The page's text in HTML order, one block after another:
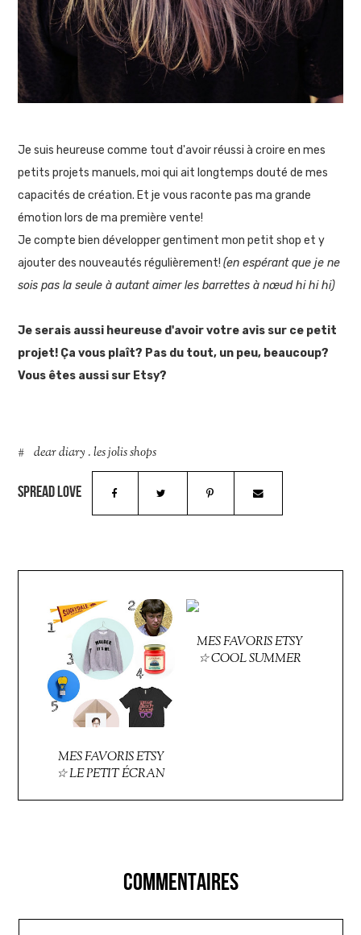
Je suis heureuse comme tout d'avoir réussi à croire en mes
petits projets manuels, moi qui ait longtemps douté de mes
capacités de création. Et je vous raconte pas ma grande
émotion lors de ma première vente!
Je compte bien développer gentiment mon petit shop et y
ajouter des nouveautés régulièrement!(en espérant que je ne
sois pas la seule à autant aimer les barrettes à nœud hi hi hi)
Je serais aussi heureuse d'avoir votre avis sur ce petit
projet! Ça vous plaît? Pas du tout, un peu, beaucoup?
Vous êtes aussi sur Etsy?
dear diary .les jolis shops
MES FAVORIS ETSY
☆ LE PETIT ÉCRAN
MES FAVORIS ETSY
☆ COOL SUMMER
COMMENTAIRES